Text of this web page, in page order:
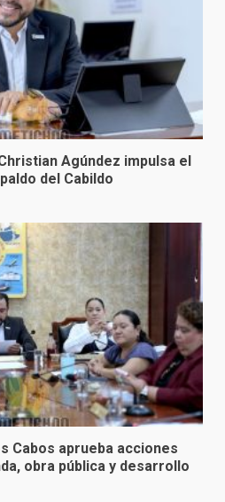
Agúndez impulsa el
del Cabildo
Cabos aprueba acciones
obra pública y desarrollo